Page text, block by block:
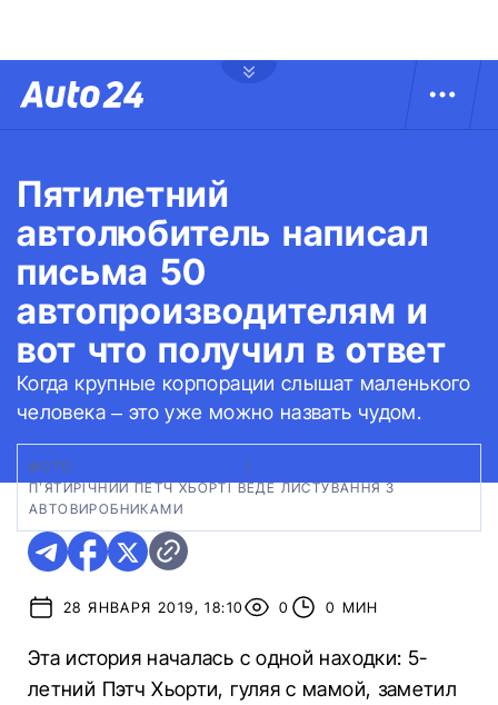
Пятилетний
автолюбитель написал
письма 50
автопроизводителям и
вот что получил в ответ
Когда крупные корпорации слышат маленького
человека – это уже можно назвать чудом.
ФОТО:
П’ЯТИРІЧНИЙ ПЕТЧ ХЬОРТІ ВЕДЕ ЛИСТУВАННЯ З
АВТОВИРОБНИКАМИ
28 ЯНВАРЯ 2019, 18:10 0 0 МИН
Эта история началась с одной находки: 5-
летний Пэтч Хьорти, гуляя с мамой, заметил